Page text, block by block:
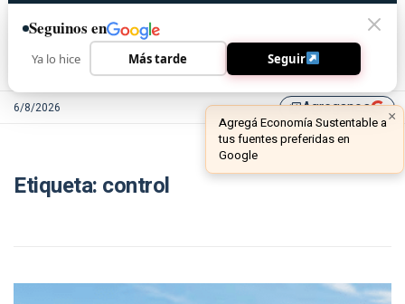
6/8/2026 library_addAgreganos ×
Agregá Economía Sustentable a
tus fuentes preferidas en
Google
Etiqueta: control
Seguinos en
Ya lo hice Más tarde Seguir